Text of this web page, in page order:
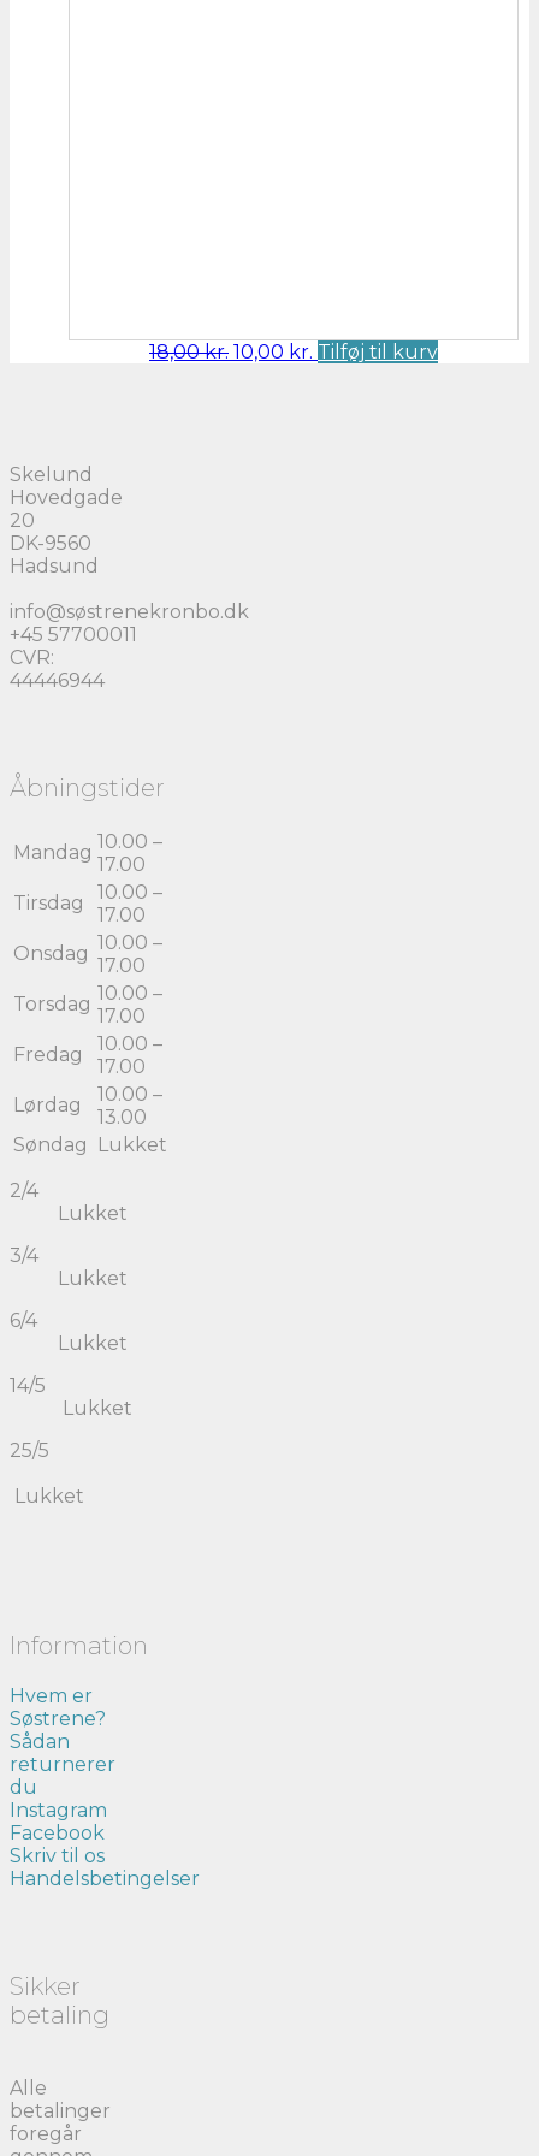
18,00kr. Den
10,00 kr. Den
Tilføj til kurv
Skelund
Hovedgade
20
DK-9560
Hadsund
info@søstrenekronbo.dk
+45 57700011
CVR:
44446944
Åbningstider
Mandag 10.00 –
17.00
Tirsdag
10.00 –
17.00
Onsdag 10.00 –
17.00
Torsdag 10.00 –
17.00
Fredag
10.00 –
17.00
Lørdag
10.00 –
13.00
Søndag
Lukket
2/4
Lukket
3/4
Lukket
6/4
Lukket
14/5
Lukket
25/5
Lukket
Information
Hvem er
Søstrene?
Sådan
returnerer
du
Instagram
Facebook
Skriv til os
Handelsbetingelser
Sikker
betaling
Alle
betalinger
foregår